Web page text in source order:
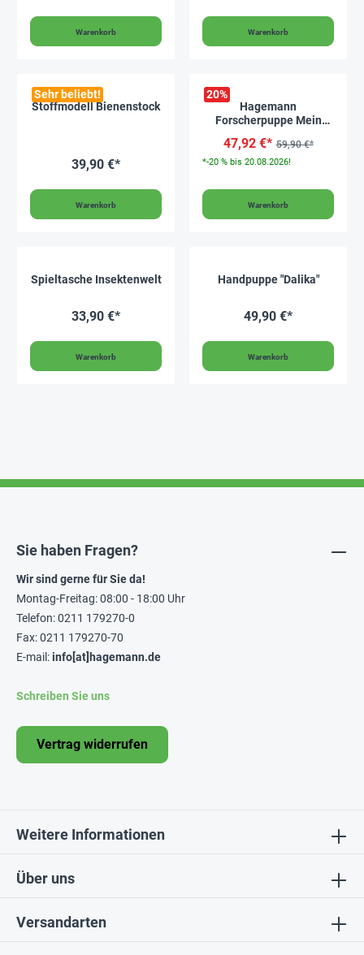
Warenkorb Warenkorb
Sehr beliebt!
Stoffmodell Bienenstock
39,90 €*
Warenkorb
20%
Hagemann
Forscherpuppe Mein
47,92 €* 59,90 €*
*-20 % bis 20.08.2026!
Warenkorb
Spieltasche Insektenwelt
33,90 €*
Warenkorb
Handpuppe "Dalika"
49,90 €*
Warenkorb
Über uns
Sie haben Fragen?
Wir sind gerne für Sie da!
Montag-Freitag: 08:00 - 18:00 Uhr
Telefon: 0211 179270-0
Fax: 0211 179270-70
E-mail:info[at]hagemann.de
Schreiben Sie uns
Vertrag widerrufen
Weitere Informationen
Versandarten